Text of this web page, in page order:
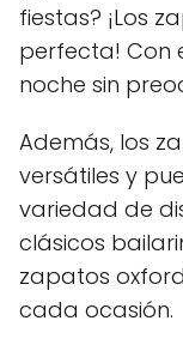
fiestas? ¡Los
perfecta! Con
noche sin
Además, los
versátiles y
variedad de
clásicos
zapatos
cada ocasión.